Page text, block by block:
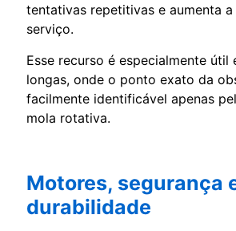
tentativas repetitivas e aumenta
serviço.
Esse recurso é especialmente útil
longas, onde o ponto exato da
facilmente identificável apenas
mola rotativa.
Motores, segurança
durabilidade